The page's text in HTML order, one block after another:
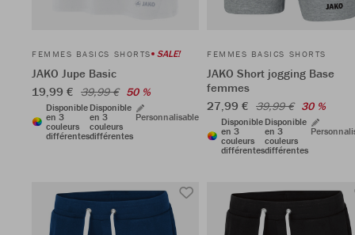
FEMMES BASICS SHORTS SALE!
JAKO Jupe Basic
19,99 € 39,99 € 50 %
Disponible
en 3
couleurs
différentes
Disponible
en 3
couleurs
différentes
Personnalisable
FEMMES BASICS SHORTS
JAKO Short jogging Base
femmes
27,99 € 39,99 € 30 %
Disponible
en 3
couleurs
différentes
Disponible
en 3
couleurs
différentes